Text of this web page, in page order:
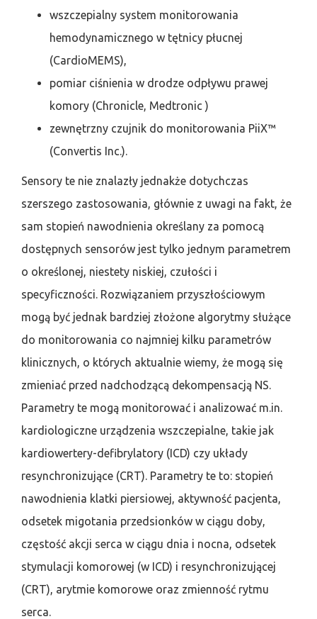
wszczepialny system monitorowania
hemodynamicznego w tętnicy płucnej
(CardioMEMS),
pomiar ciśnienia w drodze odpływu prawej
komory (Chronicle, Medtronic )
zewnętrzny czujnik do monitorowania PiiX™
(Convertis Inc.).
Sensory te nie znalazły jednakże dotychczas
szerszego zastosowania, głównie z uwagi na fakt, że
sam stopień nawodnienia określany za pomocą
dostępnych sensorów jest tylko jednym parametrem
o określonej, niestety niskiej, czułości i
specyficzności. Rozwiązaniem przyszłościowym
mogą być jednak bardziej złożone algorytmy służące
do monitorowania co najmniej kilku parametrów
klinicznych, o których aktualnie wiemy, że mogą się
zmieniać przed nadchodzącą dekompensacją NS.
Parametry te mogą monitorować i analizować m.in.
kardiologiczne urządzenia wszczepialne, takie jak
kardiowertery-defibrylatory (ICD) czy układy
resynchronizujące (CRT). Parametry te to: stopień
nawodnienia klatki piersiowej, aktywność pacjenta,
odsetek migotania przedsionków w ciągu doby,
częstość akcji serca w ciągu dnia i nocna, odsetek
stymulacji komorowej (w ICD) i resynchronizującej
(CRT), arytmie komorowe oraz zmienność rytmu
serca.